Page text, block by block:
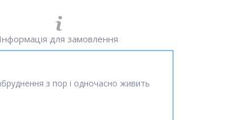
Інформація для замовлення
з пор і одночасно живить